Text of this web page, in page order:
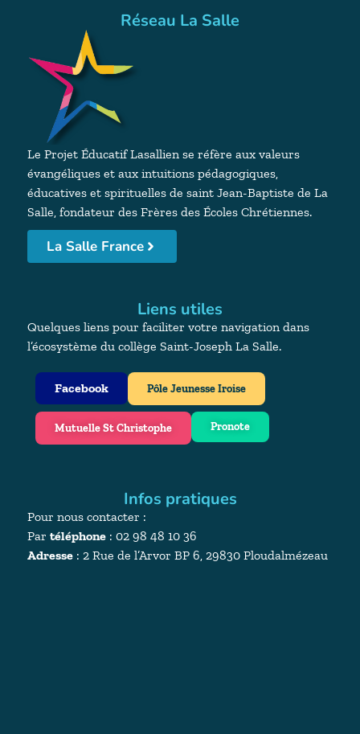
Réseau La Salle
Le Projet Éducatif Lasallien se réfère aux valeurs
évangéliques et aux intuitions pédagogiques,
éducatives et spirituelles de saint Jean-Baptiste de La
Salle, fondateur des Frères des Écoles Chrétiennes.
La Salle France
Liens utiles
Quelques liens pour faciliter votre navigation dans
l’écosystème du collège Saint-Joseph La Salle.
Facebook Pôle Jeunesse Iroise
Mutuelle St Christophe Pronote
Infos pratiques
Pour nous contacter :
Par téléphone : 02 98 48 10 36
Adresse : 2 Rue de l’Arvor BP 6, 29830 Ploudalmézeau